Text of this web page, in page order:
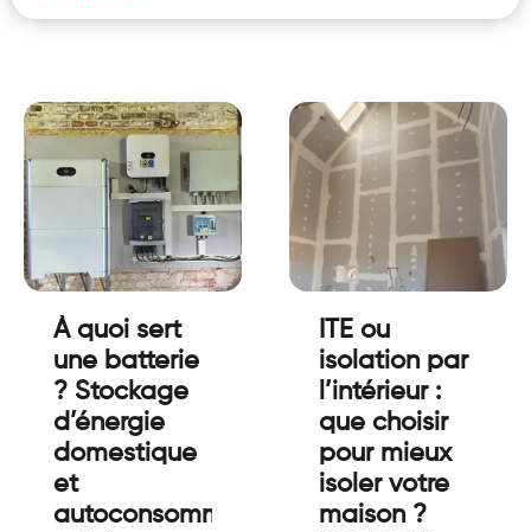
À quoi sert
une batterie
? Stockage
d’énergie
domestique
et
autoconsommation
ITE ou
isolation par
l’intérieur :
que choisir
pour mieux
isoler votre
maison ?